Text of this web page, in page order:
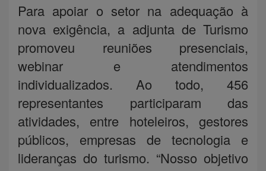
Para apoiar o setor na adequação à
nova exigência, a adjunta de Turismo
promoveu reuniões presenciais,
webinar e atendimentos
individualizados. Ao todo, 456
representantes participaram das
atividades, entre hoteleiros, gestores
públicos, empresas de tecnologia e
lideranças do turismo. “Nosso objetivo